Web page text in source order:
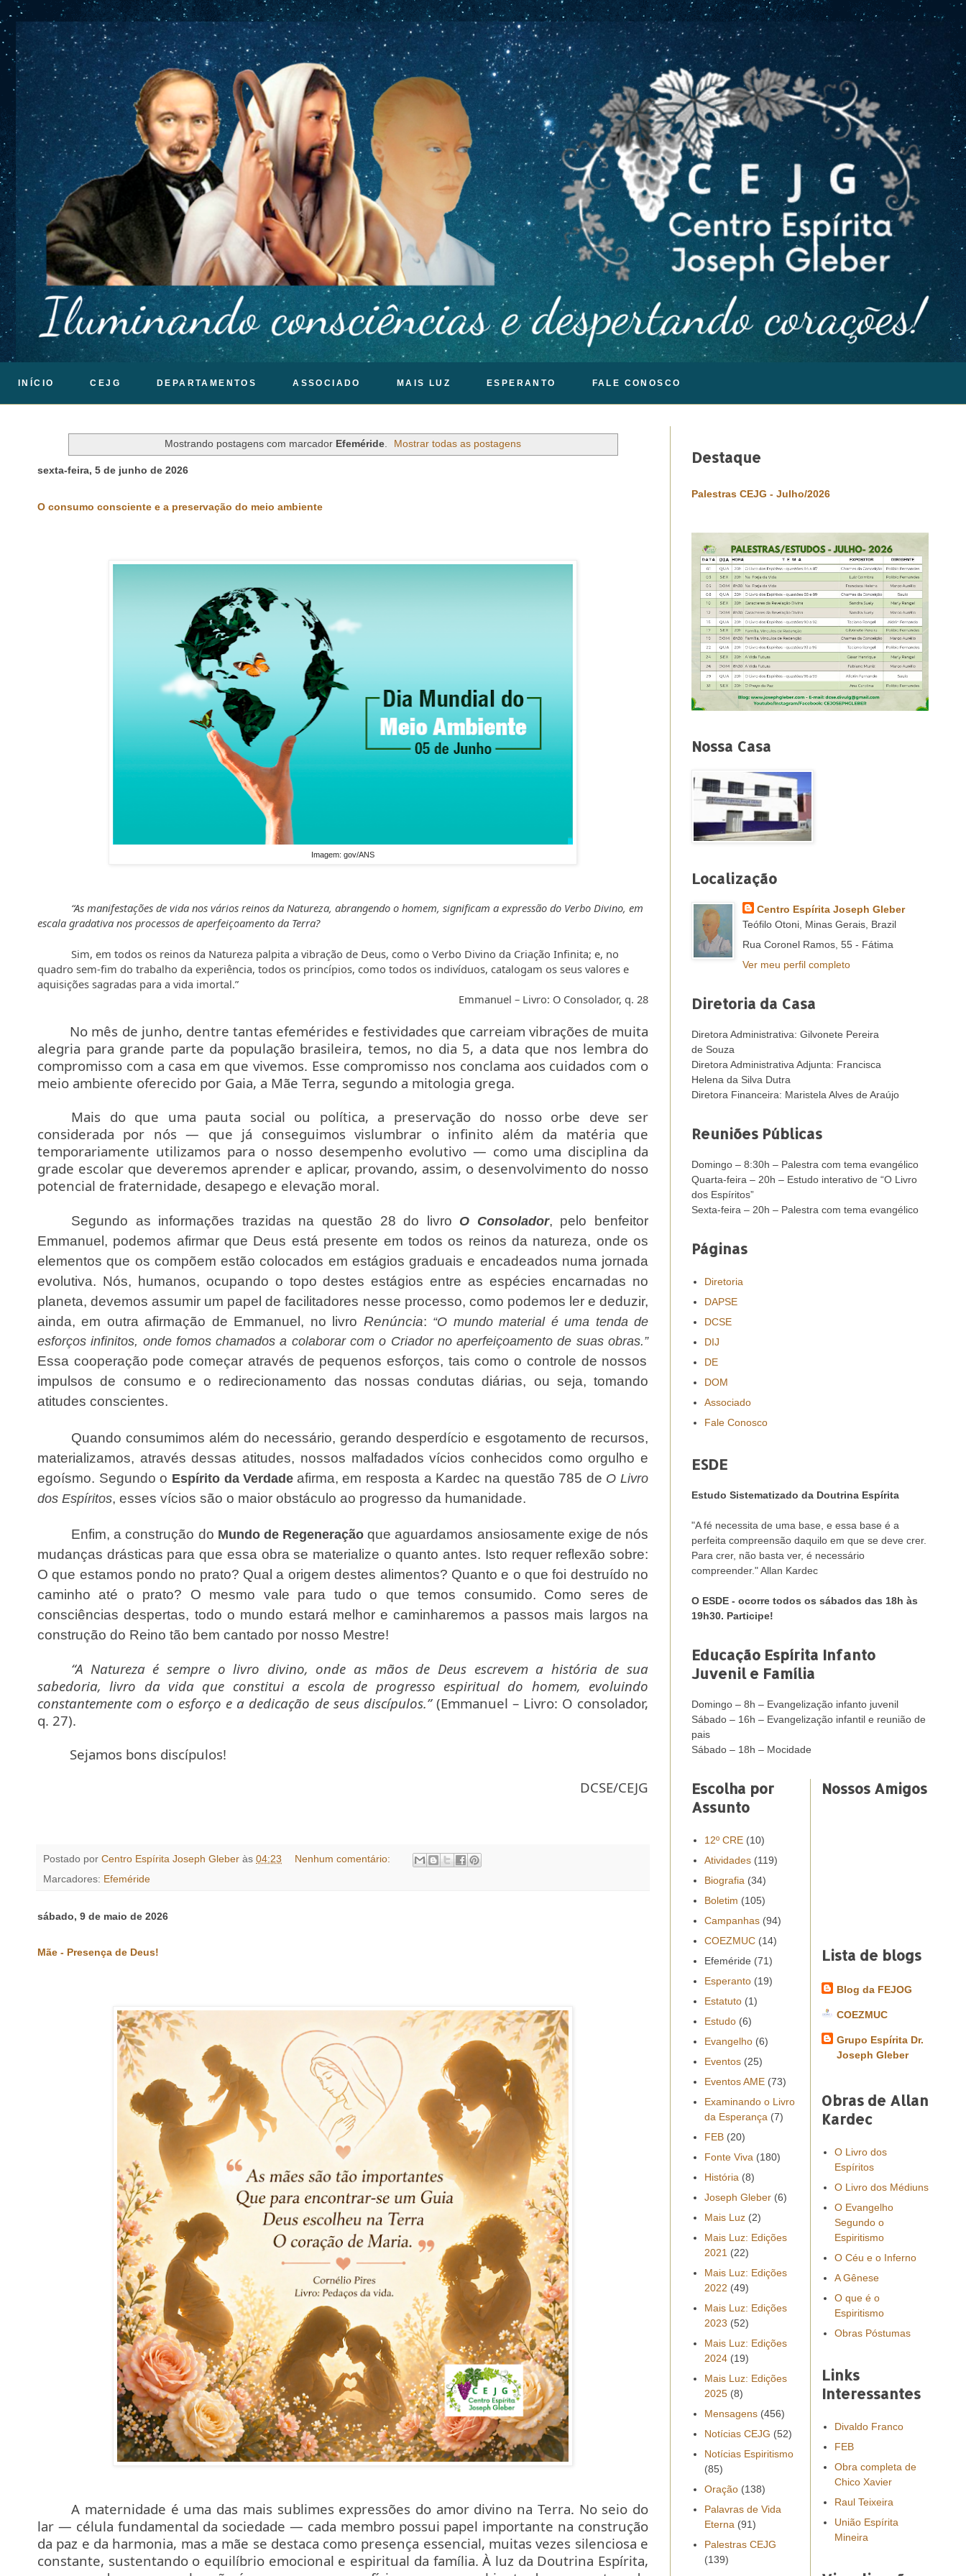
INÍCIO CEJG DEPARTAMENTOS ASSOCIADO MAIS LUZ ESPERANTO FALE CONOSCO
Mostrando postagens com marcador Efeméride. Mostrar todas as postagens
sexta-feira, 5 de junho de 2026
O consumo consciente e a preservação do meio ambiente
Imagem: gov/ANS
“As manifestações de vida nos vários reinos da Natureza, abrangendo o homem, significam a expressão do Verbo Divino, em
escala gradativa nos processos de aperfeiçoamento da Terra?
Sim, em todos os reinos da Natureza palpita a vibração de Deus, como o Verbo Divino da Criação Infinita; e, no
quadro sem-fim do trabalho da experiência, todos os princípios, como todos os indivíduos, catalogam os seus valores e
aquisições sagradas para a vida imortal.”
Emmanuel – Livro: O Consolador, q. 28
No mês de junho, dentre tantas efemérides e festividades que carreiam vibrações de muita
alegria para grande parte da população brasileira, temos, no dia 5, a data que nos lembra do
compromisso com a casa em que vivemos. Esse compromisso nos conclama aos cuidados com o
meio ambiente oferecido por Gaia, a Mãe Terra, segundo a mitologia grega.
Mais do que uma pauta social ou política, a preservação do nosso orbe deve ser
considerada por nós — que já conseguimos vislumbrar o infinito além da matéria que
temporariamente utilizamos para o nosso desempenho evolutivo — como uma disciplina da
grade escolar que deveremos aprender e aplicar, provando, assim, o desenvolvimento do nosso
potencial de fraternidade, desapego e elevação moral.
Segundo as informações trazidas na questão 28 do livro O Consolador, pelo benfeitor
Emmanuel, podemos afirmar que Deus está presente em todos os reinos da natureza, onde os
elementos que os compõem estão colocados em estágios graduais e encadeados numa jornada
evolutiva. Nós, humanos, ocupando o topo destes estágios entre as espécies encarnadas no
planeta, devemos assumir um papel de facilitadores nesse processo, como podemos ler e deduzir,
ainda, em outra afirmação de Emmanuel, no livro Renúncia: “O mundo material é uma tenda de
esforços infinitos, onde fomos chamados a colaborar com o Criador no aperfeiçoamento de suas obras.”
Essa cooperação pode começar através de pequenos esforços, tais como o controle de nossos
impulsos de consumo e o redirecionamento das nossas condutas diárias, ou seja, tomando
atitudes conscientes.
Quando consumimos além do necessário, gerando desperdício e esgotamento de recursos,
materializamos, através dessas atitudes, nossos malfadados vícios conhecidos como orgulho e
egoísmo. Segundo o Espírito da Verdade afirma, em resposta a Kardec na questão 785 de O Livro
dos Espíritos, esses vícios são o maior obstáculo ao progresso da humanidade.
Enfim, a construção do Mundo de Regeneração que aguardamos ansiosamente exige de nós
mudanças drásticas para que essa obra se materialize o quanto antes. Isto requer reflexão sobre:
O que estamos pondo no prato? Qual a origem destes alimentos? Quanto e o que foi destruído no
caminho até o prato? O mesmo vale para tudo o que temos consumido. Como seres de
consciências despertas, todo o mundo estará melhor e caminharemos a passos mais largos na
construção do Reino tão bem cantado por nosso Mestre!
“A Natureza é sempre o livro divino, onde as mãos de Deus escrevem a história de sua
sabedoria, livro da vida que constitui a escola de progresso espiritual do homem, evoluindo
constantemente com o esforço e a dedicação de seus discípulos.” (Emmanuel – Livro: O consolador,
q. 27).
Sejamos bons discípulos!
DCSE/CEJG
Postado por Centro Espírita Joseph Gleber às 04:23
Nenhum comentário:
Marcadores: Efeméride
sábado, 9 de maio de 2026
Mãe - Presença de Deus!
A maternidade é uma das mais sublimes expressões do amor divino na Terra. No seio do
lar — célula fundamental da sociedade — cada membro possui papel importante na construção
da paz e da harmonia, mas a mãe se destaca como presença essencial, muitas vezes silenciosa e
constante, sustentando o equilíbrio emocional e espiritual da família. À luz da Doutrina Espírita,
Destaque
Palestras CEJG - Julho/2026
Nossa Casa
Localização
Centro Espírita Joseph Gleber
Teófilo Otoni, Minas Gerais, Brazil
Rua Coronel Ramos, 55 - Fátima
Ver meu perfil completo
Diretoria da Casa
Diretora Administrativa: Gilvonete Pereira
de Souza
Diretora Administrativa Adjunta: Francisca
Helena da Silva Dutra
Diretora Financeira: Maristela Alves de Araújo
Reuniões Públicas
Domingo – 8:30h – Palestra com tema evangélico
Quarta-feira – 20h – Estudo interativo de “O Livro
dos Espíritos”
Sexta-feira – 20h – Palestra com tema evangélico
Páginas
Diretoria
DAPSE
DCSE
DIJ
DE
DOM
Associado
Fale Conosco
ESDE
Estudo Sistematizado da Doutrina Espírita
"A fé necessita de uma base, e essa base é a
perfeita compreensão daquilo em que se deve crer.
Para crer, não basta ver, é necessário
compreender." Allan Kardec
O ESDE - ocorre todos os sábados das 18h às
19h30. Participe!
Educação Espírita Infanto
Juvenil e Família
Domingo – 8h – Evangelização infanto juvenil
Sábado – 16h – Evangelização infantil e reunião de
pais
Sábado – 18h – Mocidade
Escolha por
Assunto
12º CRE (10)
Atividades (119)
Biografia (34)
Boletim (105)
Campanhas (94)
COEZMUC (14)
Efeméride (71)
Esperanto (19)
Estatuto (1)
Estudo (6)
Evangelho (6)
Eventos (25)
Eventos AME (73)
Examinando o Livro
da Esperança (7)
FEB (20)
Fonte Viva (180)
História (8)
Joseph Gleber (6)
Mais Luz (2)
Mais Luz: Edições
2021 (22)
Mais Luz: Edições
2022 (49)
Mais Luz: Edições
2023 (52)
Mais Luz: Edições
2024 (19)
Mais Luz: Edições
2025 (8)
Mensagens (456)
Notícias CEJG (52)
Notícias Espiritismo
(85)
Oração (138)
Palavras de Vida
Eterna (91)
Palestras CEJG
(139)
Nossos Amigos
Lista de blogs
Blog da FEJOG
COEZMUC
Grupo Espírita Dr.
Joseph Gleber
Obras de Allan
Kardec
O Livro dos
Espíritos
O Livro dos Médiuns
O Evangelho
Segundo o
Espiritismo
O Céu e o Inferno
A Gênese
O que é o
Espiritismo
Obras Póstumas
Links
Interessantes
Divaldo Franco
FEB
Obra completa de
Chico Xavier
Raul Teixeira
União Espírita
Mineira